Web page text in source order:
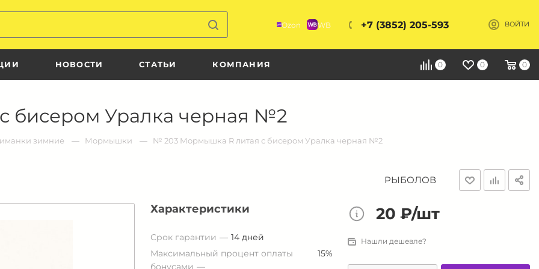
Ozon WB +7 (3852) 205-593 ВОЙТИ
НОВОСТИ СТАТЬИ КОМПАНИЯ 0 0 0
бисером Уралка черная №2
зимние Мормышки № 203 Мормышка R литая с бисером Уралка черная №2
РЫБОЛОВ
Характеристики
Срок гарантии
14 дней
Максимальный процент оплаты
15%
20 ₽/шт
Нашли дешевле?